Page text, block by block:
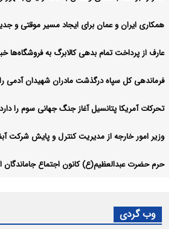
همکاری ایران و عمان برای ایجاد مسیر موقتی و
عارف از پرداخت تمام بدهی کالابرگ به فروشگاه‌ها
فرماندهی کل سپاه درگذشت مادران شهیدان آدمی
تحرکات آمریکا پتانسیل آغاز جنگ جهانی سوم را دارد
وزیر امور خارجه از مدیریت کنترل و پایش شرکت
حرم حضرت عبدالعظیم(ع) کانون اجتماع جاماندگان
وب گردی